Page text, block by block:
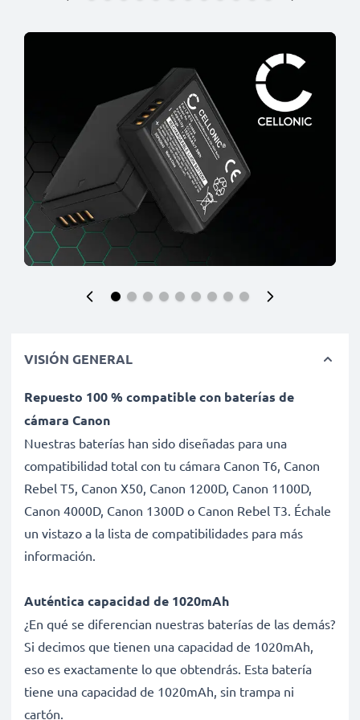
VISIÓN GENERAL
Repuesto 100 % compatible con baterías de
cámara Canon
Nuestras baterías han sido diseñadas para una
compatibilidad total con tu cámara Canon T6, Canon
Rebel T5, Canon X50, Canon 1200D, Canon 1100D,
Canon 4000D, Canon 1300D o Canon Rebel T3. Échale
un vistazo a la lista de compatibilidades para más
información.
Auténtica capacidad de 1020mAh
¿En qué se diferencian nuestras baterías de las demás?
Si decimos que tienen una capacidad de 1020mAh,
eso es exactamente lo que obtendrás. Esta batería
tiene una capacidad de 1020mAh, sin trampa ni
cartón.